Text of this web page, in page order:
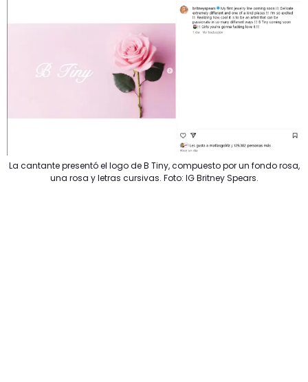
La cantante presentó el logo de B Tiny, compuesto por un fondo rosa,
una rosa y letras cursivas. Foto: IG Britney Spears.